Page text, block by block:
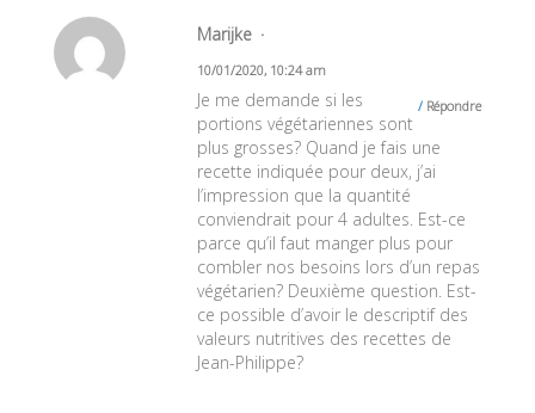
Marijke
10/01/2020, 10:24 am
Répondre
Je me demande si les
portions végétariennes sont
plus grosses? Quand je fais une
recette indiquée pour deux, j’ai
l’impression que la quantité
conviendrait pour 4 adultes. Est-ce
parce qu’il faut manger plus pour
combler nos besoins lors d’un repas
végétarien? Deuxième question. Est-
ce possible d’avoir le descriptif des
valeurs nutritives des recettes de
Jean-Philippe?